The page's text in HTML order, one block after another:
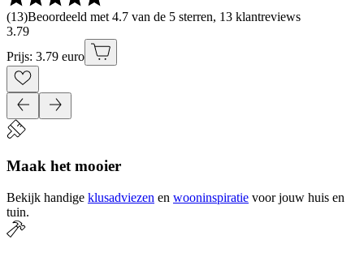
(13)Beoordeeld met 4.7 van de 5 sterren, 13 klantreviews
3.79
Prijs: 3.79 euro
Maak het mooier
Bekijk handige klusadviezen en wooninspiratie voor jouw huis en
tuin.